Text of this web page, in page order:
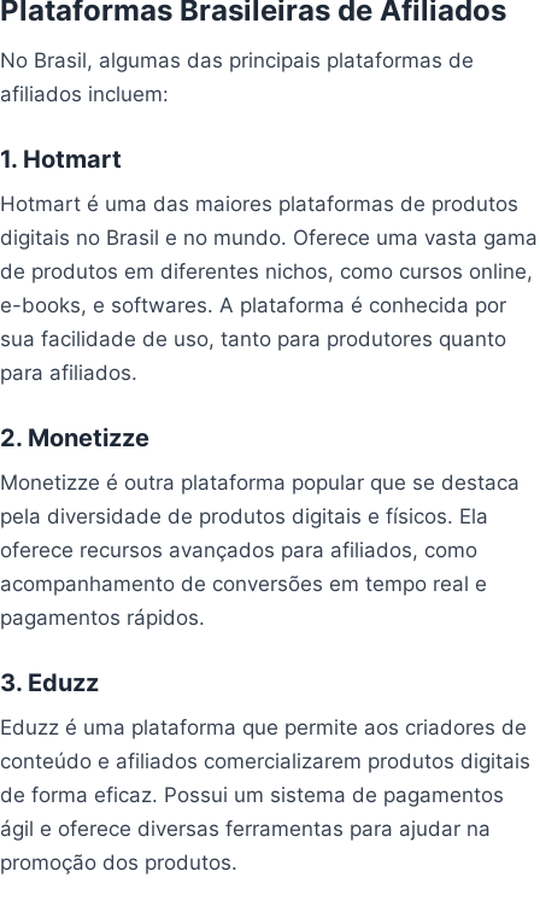
Plataformas Brasileiras de Afiliados
No Brasil, algumas das principais plataformas de
afiliados incluem:
1. Hotmart
Hotmart é uma das maiores plataformas de produtos
digitais no Brasil e no mundo. Oferece uma vasta gama
de produtos em diferentes nichos, como cursos online,
e-books, e softwares. A plataforma é conhecida por
sua facilidade de uso, tanto para produtores quanto
para afiliados.
2. Monetizze
Monetizze é outra plataforma popular que se destaca
pela diversidade de produtos digitais e físicos. Ela
oferece recursos avançados para afiliados, como
acompanhamento de conversões em tempo real e
pagamentos rápidos.
3. Eduzz
Eduzz é uma plataforma que permite aos criadores de
conteúdo e afiliados comercializarem produtos digitais
de forma eficaz. Possui um sistema de pagamentos
ágil e oferece diversas ferramentas para ajudar na
promoção dos produtos.